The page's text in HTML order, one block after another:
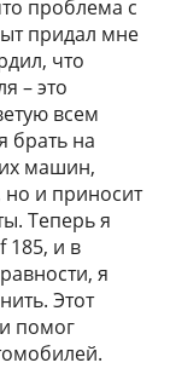
проблема с
придал мне
что
– это
всем
брать на
машин,
но и приносит
Теперь я
185, и в
я
Этот
помог